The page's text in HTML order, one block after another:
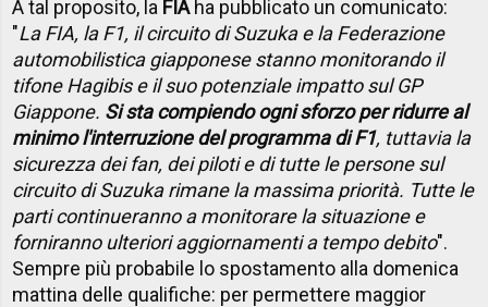
A tal proposito, la FIAha pubblicato un comunicato:
"La FIA, la F1, il circuito di Suzuka e la Federazione
automobilistica giapponese stanno monitorando il
tifone Hagibis e il suo potenziale impatto sul GP
Giappone. Si sta compiendo ogni sforzo per ridurre al
minimo l'interruzione del programma di F1, tuttavia la
sicurezza dei fan, dei piloti e di tutte le persone sul
circuito di Suzuka rimane la massima priorità. Tutte le
parti continueranno a monitorare la situazione e
forniranno ulteriori aggiornamenti a tempo debito".
Sempre più probabile lo spostamento alla domenica
mattina delle qualifiche: per permettere maggior